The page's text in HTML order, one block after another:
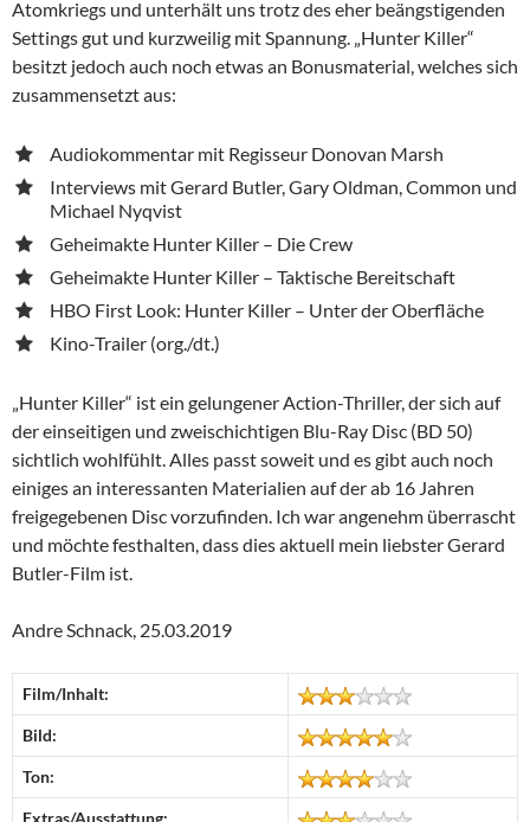
Atomkriegs und unterhält uns trotz des eher beängstigenden
Settings gut und kurzweilig mit Spannung. „Hunter Killer“
besitzt jedoch auch noch etwas an Bonusmaterial, welches sich
zusammensetzt aus:
Audiokommentar mit Regisseur Donovan Marsh
Interviews mit Gerard Butler, Gary Oldman, Common und
Michael Nyqvist
Geheimakte Hunter Killer – Die Crew
Geheimakte Hunter Killer – Taktische Bereitschaft
HBO First Look: Hunter Killer – Unter der Oberfläche
Kino-Trailer (org./dt.)
„Hunter Killer“ ist ein gelungener Action-Thriller, der sich auf
der einseitigen und zweischichtigen Blu-Ray Disc (BD 50)
sichtlich wohlfühlt. Alles passt soweit und es gibt auch noch
einiges an interessanten Materialien auf der ab 16 Jahren
freigegebenen Disc vorzufinden. Ich war angenehm überrascht
und möchte festhalten, dass dies aktuell mein liebster Gerard
Butler-Film ist.
Andre Schnack, 25.03.2019
Film/Inhalt:
Bild:
Ton:
Extras/Ausstattung: